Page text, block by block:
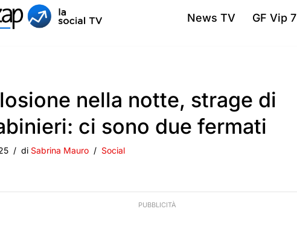
News TV GF Vip 7
nella notte, strage di
ci sono due fermati
di Sabrina Mauro Social